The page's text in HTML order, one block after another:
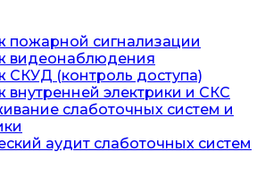
пожарной сигнализации
видеонаблюдения
СКУД (контроль доступа)
внутренней электрики и СКС
слаботочных систем и
аудит слаботочных систем